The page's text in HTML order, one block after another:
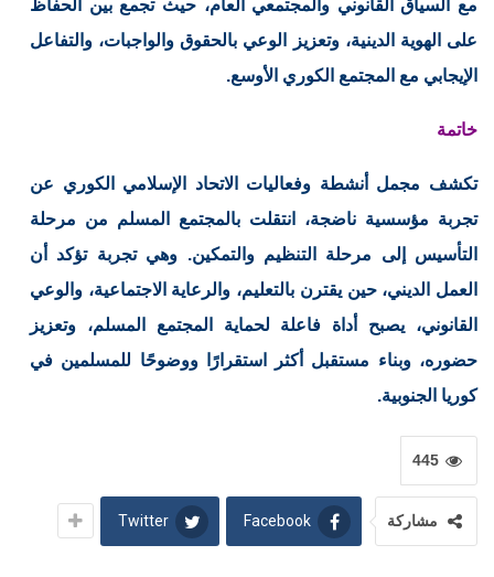
مع السياق القانوني والمجتمعي العام، حيث تجمع بين الحفاظ
على الهوية الدينية، وتعزيز الوعي بالحقوق والواجبات، والتفاعل
الإيجابي مع المجتمع الكوري الأوسع.
خاتمة
تكشف مجمل أنشطة وفعاليات الاتحاد الإسلامي الكوري عن
تجربة مؤسسية ناضجة، انتقلت بالمجتمع المسلم من مرحلة
التأسيس إلى مرحلة التنظيم والتمكين. وهي تجربة تؤكد أن
العمل الديني، حين يقترن بالتعليم، والرعاية الاجتماعية، والوعي
القانوني، يصبح أداة فاعلة لحماية المجتمع المسلم، وتعزيز
حضوره، وبناء مستقبل أكثر استقرارًا ووضوحًا للمسلمين في
كوريا الجنوبية.
445
مشاركة Facebook
Twitter